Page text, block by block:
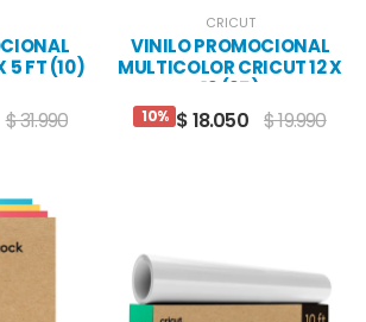
5 FT (10)
$ 31.990
CRICUT
VINILO PROMOCIONAL
MULTICOLOR CRICUT 12 X
12 (25)
10% $ 18.050 $ 19.990